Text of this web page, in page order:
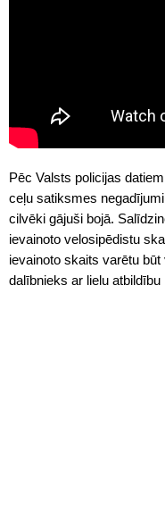
Pēc Valsts policijas
ceļu satiksmes
cilvēki gājuši bojā.
ievainoto velosipēdistu
ievainoto skaits varētu
dalībnieks ar lielu